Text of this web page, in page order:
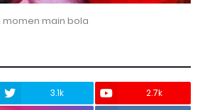
momen main bola
3.1k
2.7k